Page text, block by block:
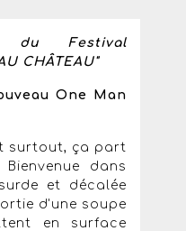
du Festival
CHÂTEAU"
One Man
surtout, ça part
dans
et décalée
d'une soupe
en surface